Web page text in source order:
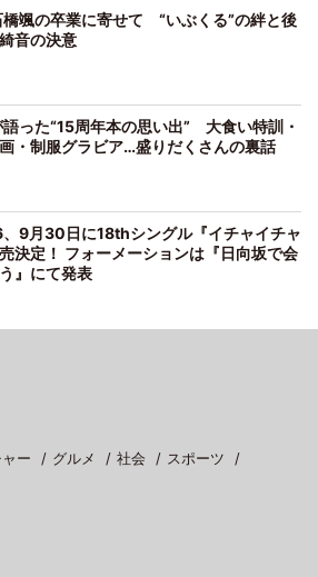
颯の卒業に寄せて “いぶくる”の絆と後
音の決意
った“15周年本の思い出” 大食い特訓・
・制服グラビア…盛りだくさんの裏話
9月30日に18thシングル『イチャイチャ
決定！ フォーメーションは『日向坂で会
』にて発表
ー グルメ 社会
スポーツ